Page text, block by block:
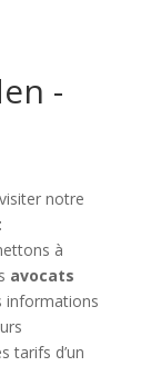
-
notre
à
avocats
informations
tarifs d’un